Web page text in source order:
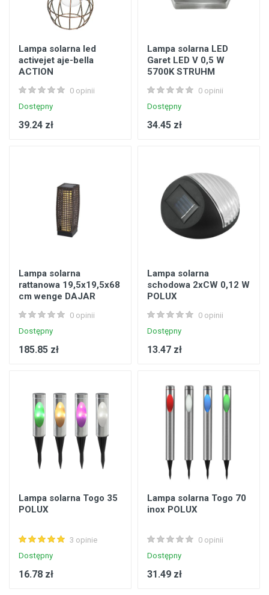
Lampa solarna led
activejet aje-bella
ACTION
0 opinii
Dostępny
39.24 zł
Lampa solarna LED
Garet LED V 0,5 W
5700K STRUHM
0 opinii
Dostępny
34.45 zł
Lampa solarna
rattanowa 19,5x19,5x68
cm wenge DAJAR
0 opinii
Dostępny
185.85 zł
Lampa solarna
schodowa 2xCW 0,12 W
POLUX
0 opinii
Dostępny
13.47 zł
Lampa solarna Togo 35
POLUX
3 opinie
Dostępny
16.78 zł
Lampa solarna Togo 70
inox POLUX
0 opinii
Dostępny
31.49 zł